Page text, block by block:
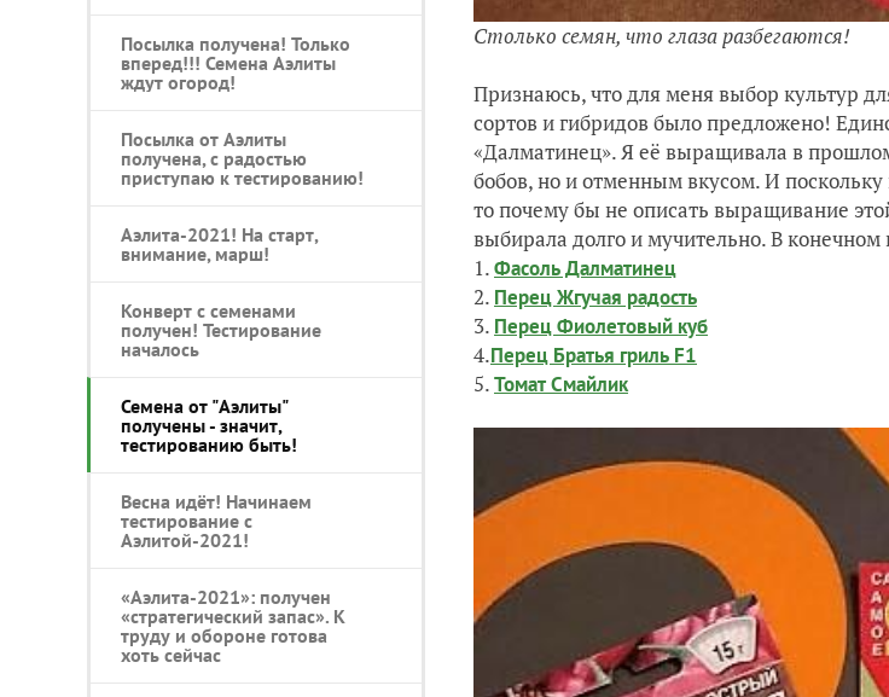
Посылка получена! Только
вперед!!! Семена Аэлиты
ждут огород!
Посылка от Аэлиты
получена, с радостью
приступаю к тестированию!
Аэлита-2021! На старт,
внимание, марш!
Конверт с семенами
получен! Тестирование
началось
Семена от "Аэлиты"
получены - значит,
тестированию быть!
Весна идёт! Начинаем
тестирование с
Аэлитой-2021!
«Аэлита-2021»: получен
«стратегический запас». К
труду и обороне готова
хоть сейчас
Столько семян, что глаза разбегаются!
Признаюсь, что для меня выбор культур
сортов и гибридов было предложено!
«Далматинец». Я её выращивала в
бобов, но и отменным вкусом. И
то почему бы не описать выращивание
выбирала долго и мучительно. В
1.Фасоль Далматинец
2. Перец Жгучая радость
3. Перец Фиолетовый куб
4.Перец Братья гриль F1
5.Томат Смайлик